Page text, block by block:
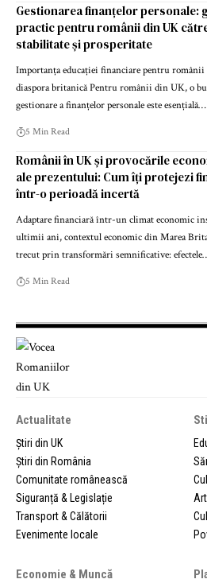
Gestionarea finanțelor personale:
practic pentru românii din UK
stabilitate și prosperitate
Importanța educației financiare pentru
diaspora britanică Pentru românii din UK, o
gestionare a finanțelor personale este esențială…
5 Min Read
Românii în UK și provocările
ale prezentului: Cum îți protejezi
într-o perioadă incertă
Adaptare financiară într-un climat economic
ultimii ani, contextul economic din Marea
trecut prin transformări semnificative:
5 Min Read
Actualitate
Știri din UK
Știri din România
Comunitate românească
Siguranță & Legislație
Transport & Călătorii
Evenimente locale
Economie & Muncă